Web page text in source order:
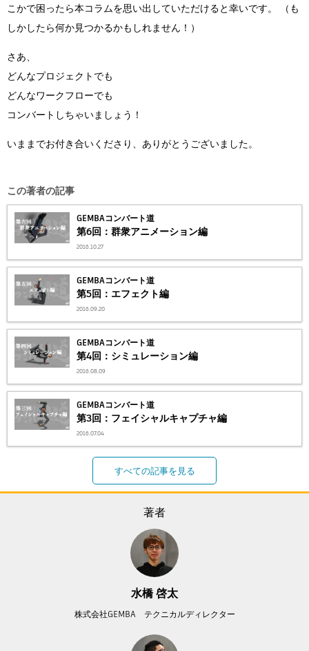
こかで困ったら本コラムを思い出していただけると幸いです。 （も
しかしたら何か見つかるかもしれません！）
さあ、
どんなプロジェクトでも
どんなワークフローでも
コンバートしちゃいましょう！
いままでお付き合いくださり、ありがとうございました。
この著者の記事
GEMBAコンバート道
第6回：群衆アニメーション編
2016.10.27
GEMBAコンバート道
第5回：エフェクト編
2016.09.20
GEMBAコンバート道
第4回：シミュレーション編
2016.08.09
GEMBAコンバート道
第3回：フェイシャルキャプチャ編
2016.07.04
すべての記事を見る
著者
水橋 啓太
株式会社GEMBA テクニカルディレクター